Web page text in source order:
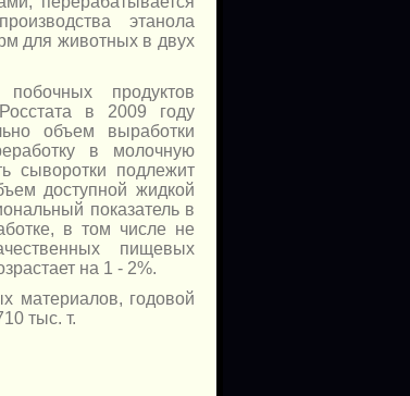
этанола
для животных в двух
продуктов
в 2009 году
объем выработки
в молочную
сыворотки подлежит
доступной жидкой
показатель в
в том числе не
пищевых
на 1 - 2%.
материалов, годовой
тыс. т.